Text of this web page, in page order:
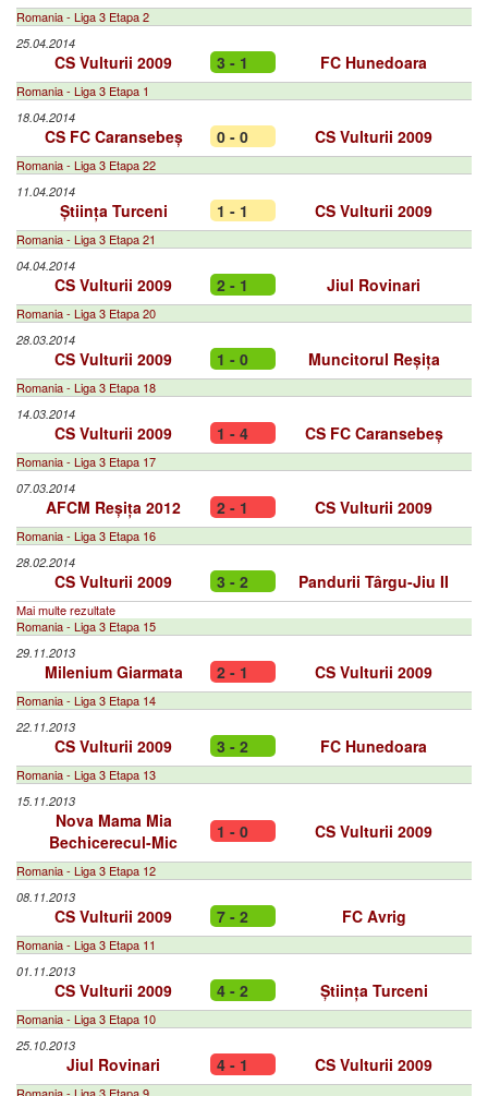
Romania - Liga 3 Etapa 2
25.04.2014
CS Vulturii 2009 3 - 1 FC Hunedoara
Romania - Liga 3 Etapa 1
18.04.2014
CS FC Caransebeș 0 - 0 CS Vulturii 2009
Romania - Liga 3 Etapa 22
11.04.2014
Știința Turceni 1 - 1 CS Vulturii 2009
Romania - Liga 3 Etapa 21
04.04.2014
CS Vulturii 2009 2 - 1 Jiul Rovinari
Romania - Liga 3 Etapa 20
28.03.2014
CS Vulturii 2009 1 - 0 Muncitorul Reșița
Romania - Liga 3 Etapa 18
14.03.2014
CS Vulturii 2009 1 - 4 CS FC Caransebeș
Romania - Liga 3 Etapa 17
07.03.2014
AFCM Reșița 2012 2 - 1 CS Vulturii 2009
Romania - Liga 3 Etapa 16
28.02.2014
CS Vulturii 2009 3 - 2 Pandurii Târgu-Jiu II
Mai multe rezultate
Romania - Liga 3 Etapa 15
29.11.2013
Milenium Giarmata 2 - 1 CS Vulturii 2009
Romania - Liga 3 Etapa 14
22.11.2013
CS Vulturii 2009 3 - 2 FC Hunedoara
Romania - Liga 3 Etapa 13
15.11.2013
Nova Mama Mia
Bechicerecul-Mic
1 - 0 CS Vulturii 2009
Romania - Liga 3 Etapa 12
08.11.2013
CS Vulturii 2009 7 - 2 FC Avrig
Romania - Liga 3 Etapa 11
01.11.2013
CS Vulturii 2009 4 - 2 Știința Turceni
Romania - Liga 3 Etapa 10
25.10.2013
Jiul Rovinari 4 - 1 CS Vulturii 2009